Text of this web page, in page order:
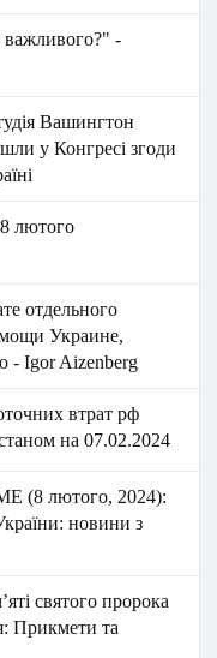
-
Вашингтон
у Конгресі згоди
8 лютого
отдельного
Украине,
- Igor Aizenberg
втрат рф
на 07.02.2024
(8 лютого, 2024):
новини з
святого пророка
Прикмети та